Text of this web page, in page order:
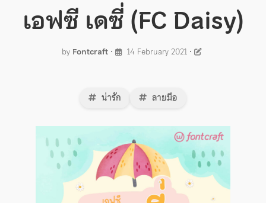
เอฟซี เดซี่ (FC Daisy)
by Fontcraft• 14 February 2021•
น่ารัก ลายมือ